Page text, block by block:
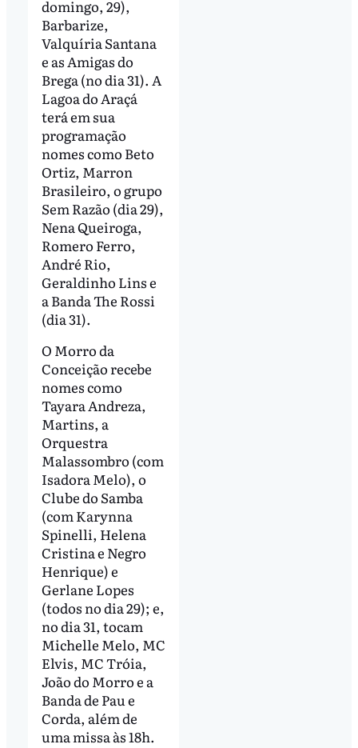
domingo, 29),
Barbarize,
Valquíria Santana
e as Amigas do
Brega (no dia 31). A
Lagoa do Araçá
terá em sua
programação
nomes como Beto
Ortiz, Marron
Brasileiro, o grupo
Sem Razão (dia 29),
Nena Queiroga,
Romero Ferro,
André Rio,
Geraldinho Lins e
a Banda The Rossi
(dia 31).
O Morro da
Conceição recebe
nomes como
Tayara Andreza,
Martins, a
Orquestra
Malassombro (com
Isadora Melo), o
Clube do Samba
(com Karynna
Spinelli, Helena
Cristina e Negro
Henrique) e
Gerlane Lopes
(todos no dia 29); e,
no dia 31, tocam
Michelle Melo, MC
Elvis, MC Tróia,
João do Morro e a
Banda de Pau e
Corda, além de
uma missa às 18h.